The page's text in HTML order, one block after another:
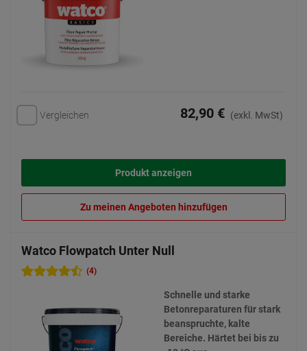
Vergleichen 82,90 € (exkl. MwSt)
Produkt anzeigen
Zu meinen Angeboten hinzufügen
Watco Flowpatch Unter Null
(4)
Schnelle und starke
Betonreparaturen für stark
beanspruchte, kalte
Bereiche. Härtet bei bis zu